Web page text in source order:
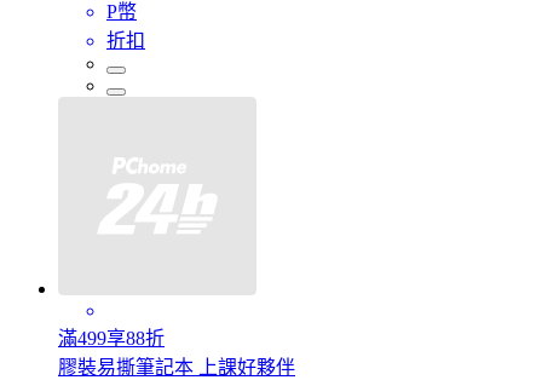
P幣
折扣
滿499享88折
膠裝易撕筆記本 上課好夥伴